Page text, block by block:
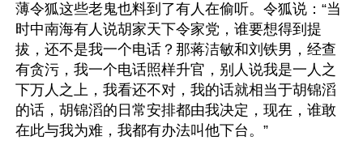
薄令狐这些老鬼也料到了有人在偷听。令狐说：“当
时中南海有人说胡家天下令家党，谁要想得到提
拔，还不是我一个电话？那蒋洁敏和刘铁男，经查
有贪污，我一个电话照样升官，别人说我是一人之
下万人之上，我看还不对，我的话就相当于胡锦滔
的话，胡锦滔的日常安排都由我决定，现在，谁敢
在此与我为难，我都有办法叫他下台。”